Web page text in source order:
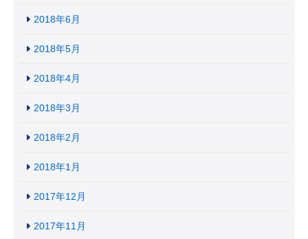
2018年6月
2018年5月
2018年4月
2018年3月
2018年2月
2018年1月
2017年12月
2017年11月